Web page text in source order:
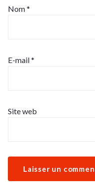
Nom*
E-mail*
Site web